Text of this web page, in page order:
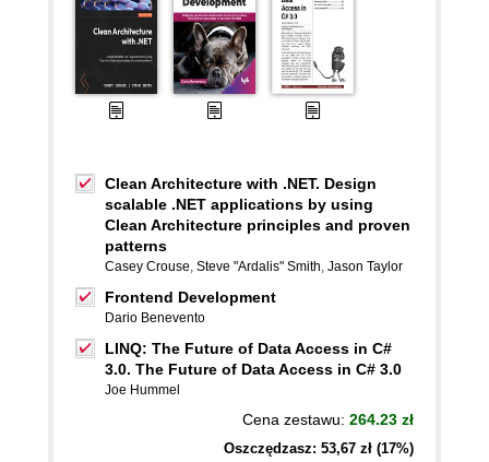
Clean Architecture with .NET. Design
scalable .NET applications by using
Clean Architecture principles and proven
patterns
Casey Crouse, Steve "Ardalis" Smith, Jason Taylor
Frontend Development
Dario Benevento
LINQ: The Future of Data Access in C#
3.0. The Future of Data Access in C# 3.0
Joe Hummel
Cena zestawu: 264.23 zł
Oszczędzasz: 53,67 zł (17%)